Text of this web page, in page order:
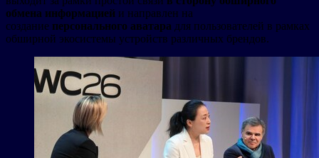
обмена информацией и направлен на
создание персонального аватара для пользователей в рамках
обширной экосистемы устройств различных брендов.